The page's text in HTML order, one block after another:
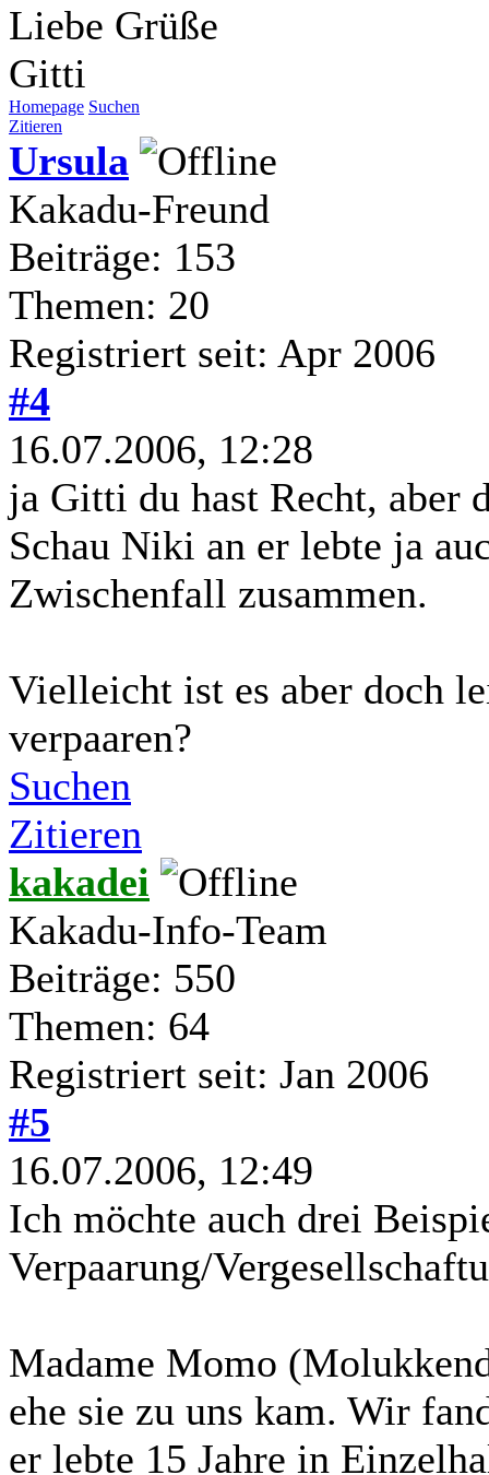
Liebe Grüße
Gitti
Homepage Suchen
Zitieren
Ursula
Kakadu-Freund
Beiträge: 153
Themen: 20
Registriert seit: Apr 2006
#4
16.07.2006, 12:28
ja Gitti du hast Recht, aber
Schau Niki an er lebte ja
Zwischenfall zusammen.
Vielleicht ist es aber doch
verpaaren?
Suchen
Zitieren
kakadei
Kakadu-Info-Team
Beiträge: 550
Themen: 64
Registriert seit: Jan 2006
#5
16.07.2006, 12:49
Ich möchte auch drei
Verpaarung/
Madame Momo
ehe sie zu uns kam. Wir
er lebte 15 Jahre in